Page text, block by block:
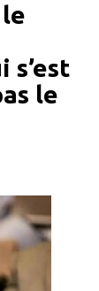
s’est
le